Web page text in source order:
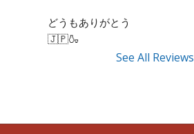
どうもありがとう
🇯🇵🍶
See All Reviews